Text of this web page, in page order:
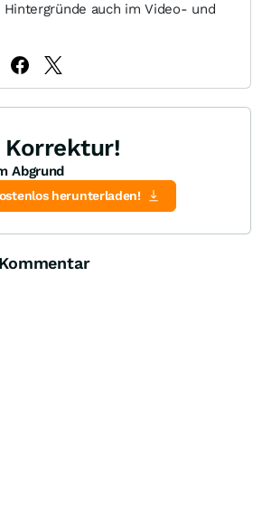
auch im Video- und
Korrektur!
Abgrund
herunterladen!